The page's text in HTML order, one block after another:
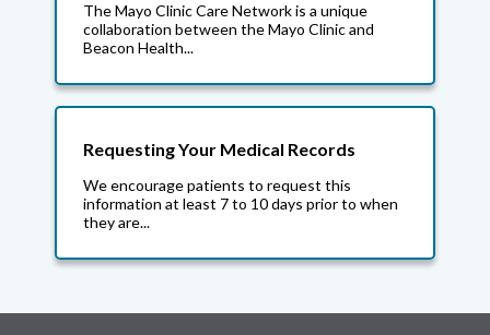
The Mayo Clinic Care Network is a unique
collaboration between the Mayo Clinic and
Beacon Health...
Requesting Your Medical Records
We encourage patients to request this
information at least 7 to 10 days prior to when
they are...